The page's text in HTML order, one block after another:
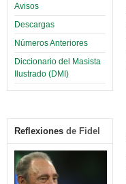
Avisos
Descargas
Números Anteriores
Diccionario del Masista
Ilustrado (DMI)
Reflexiones de Fidel